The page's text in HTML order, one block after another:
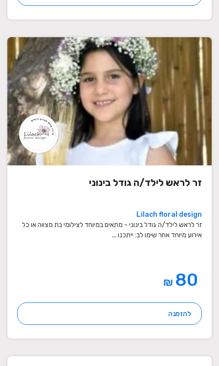
זר לראש לילד/ה גודל בינוני
Lilach floral design
זר לראש לילד/ה גודל בינוני - מתאים במיוחד לצילומי בת מצווה או כל
אירוע מיוחד אחר שימו לב: ייתכנו ...
₪
להזמנה